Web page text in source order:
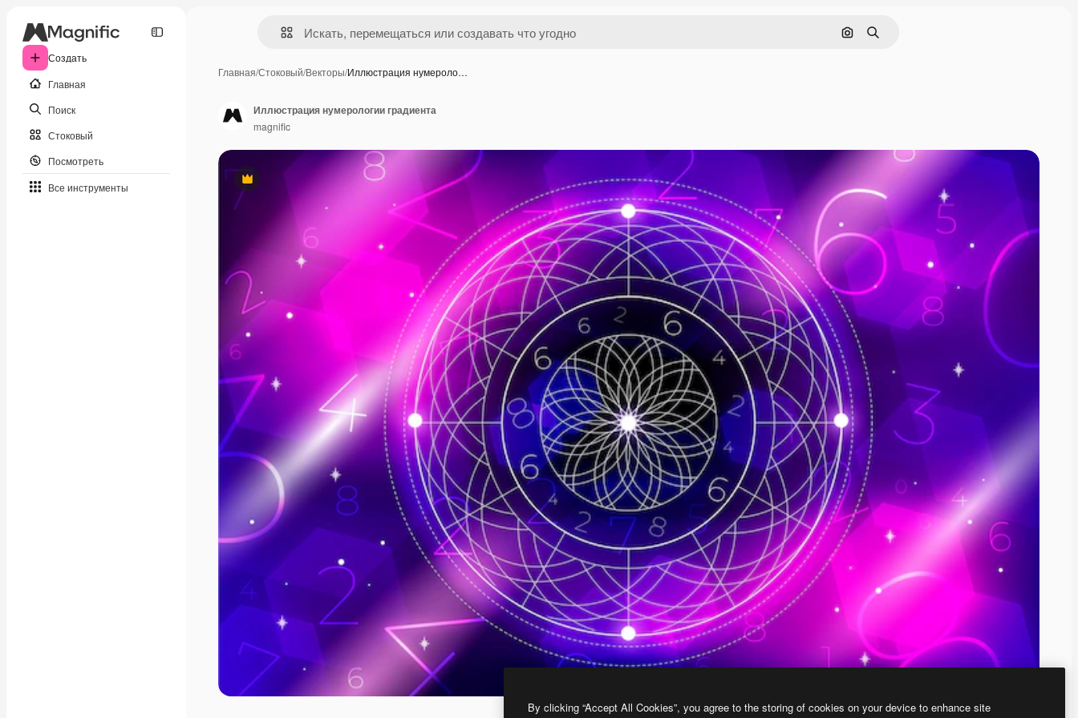
Создать
Главная
Поиск
Стоковый
Посмотреть
Все инструменты
Поиск по изображению
Поиск
Главная/Стоковый/Векторы/Иллюстрация нумероло…
Премиум
Иллюстрация нумерологии градиента
magnific
By clicking “Accept All Cookies”, you agree to the storing of cookies on your device to enhance site